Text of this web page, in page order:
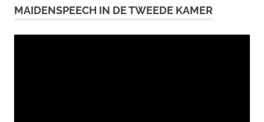
MAIDENSPEECH IN DE TWEEDE KAMER